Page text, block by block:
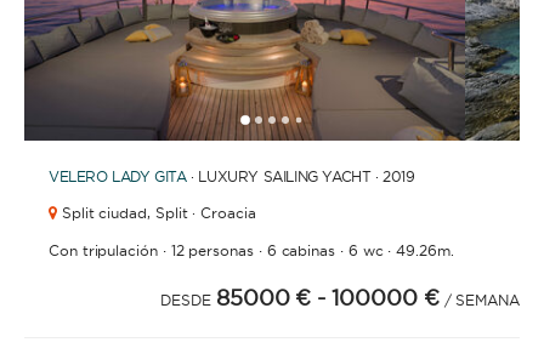
12345 6 12131415161718192021
VELERO LADY GITA· LUXURY SAILING YACHT · 2019
Split ciudad, Split · Croacia
Con tripulación· 12 personas· 6 cabinas · 6 wc·49.26m.
DESDE 85000 € - 100000 € / SEMANA